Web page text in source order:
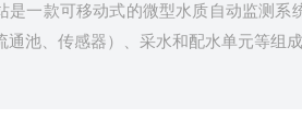
是一款可移动式的微型水质自动监测
池、传感器）、采水和配水单元等组成